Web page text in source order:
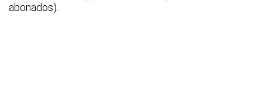
abonados).